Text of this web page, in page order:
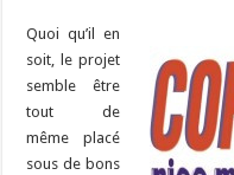
Quoi qu’il en
soit, le projet
semble être
tout de
même placé
sous de bons